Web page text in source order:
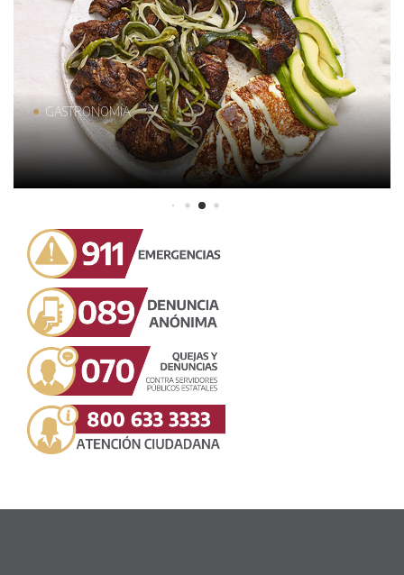
GASTRONOMÍA